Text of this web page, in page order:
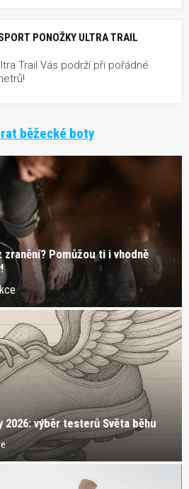
PONOŽKY ULTRA TRAIL
Trail Vás podrží při pořádné
běžecké boty
Pomůžou ti i vhodně
výběr testerů Světa běhu